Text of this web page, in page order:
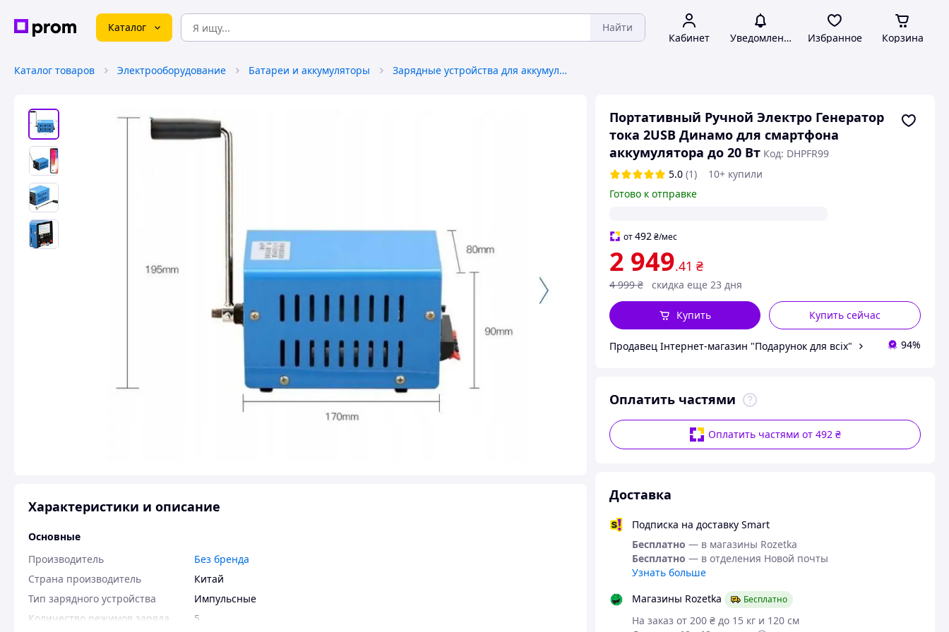
Каталог Найти
Кабинет Уведомления Избранное Корзина
Каталог товаров Электрооборудование Батареи и аккумуляторы Зарядные устройства для аккумуляторов
Портативный Ручной Электро Генератор
тока 2USB Динамо для смартфона
аккумулятора до 20 Вт Код: DHPFR99
5.0 (1)
10+ купили
Готово к отправке
от492 ₴/мес
2 949.41 ₴
4 999 ₴ скидка еще 23 дня
Купить сейчас
Купить
Продавец Інтернет-магазин "Подарунок для всіх" 94%
Оплатить частями
Оплатить частями от 492 ₴
Доставка
Подписка на доставку Smart
Бесплатно — в магазины Rozetka
Бесплатно — в отделения Новой почты
Узнать больше
Магазины Rozetka
Бесплатно
На заказ от 200 ₴ до 15 кг и 120 см
Характеристики и описание
Основные
Производитель
Без бренда
Страна производитель
Китай
Тип зарядного устройства
Импульсные
Количество режимов заряда
5